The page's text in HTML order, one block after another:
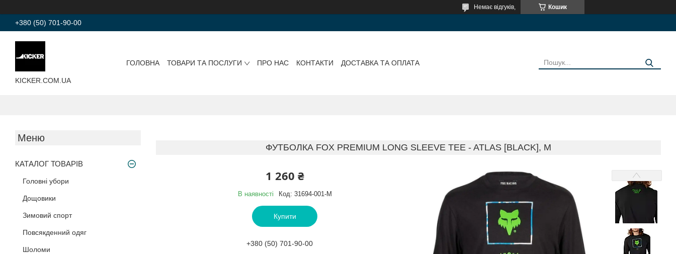
Кошик
Немає відгуків,
+380 (50) 701-90-00
KICKER.COM.UA
ГОЛОВНА ТОВАРИ ТА ПОСЛУГИ ПРО НАС КОНТАКТИ ДОСТАВКА ТА ОПЛАТА
КАТАЛОГ ТОВАРІВ
Головні убори
Дощовики
Зимовий спорт
Повсякденний одяг
Шоломи
ФУТБОЛКА FOX PREMIUM LONG SLEEVE TEE - ATLAS [BLACK], M
1 260 ₴
В наявності Код: 31694-001-M
Купити
+380 (50) 701-90-00